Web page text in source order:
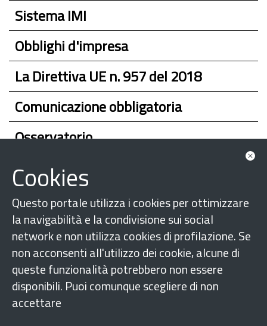
Sistema IMI
Obblighi d'impresa
La Direttiva UE n. 957 del 2018
Comunicazione obbligatoria
Osservatorio
A chi rivolgersi
Cookies
Questo portale utilizza i cookies per ottimizzare
la navigabilità e la condivisione sui social
network e non utilizza cookies di profilazione. Se
non acconsenti all'utilizzo dei cookie, alcune di
queste funzionalità potrebbero non essere
disponibili. Puoi comunque scegliere di non
accettare